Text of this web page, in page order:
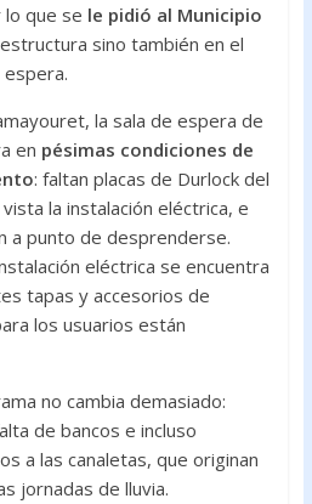
que se le pidió al Municipio
sino también en el
la sala de espera de
en pésimas condiciones de
: faltan placas de Durlock del
la instalación eléctrica, e
a punto de desprenderse.
eléctrica se encuentra
tapas y accesorios de
los usuarios están
no cambia demasiado:
de bancos e incluso
a las canaletas, que originan
jornadas de lluvia.